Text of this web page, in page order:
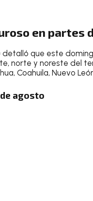
en partes
detalló que este
norte y noreste del
Coahuila, Nuevo
agosto